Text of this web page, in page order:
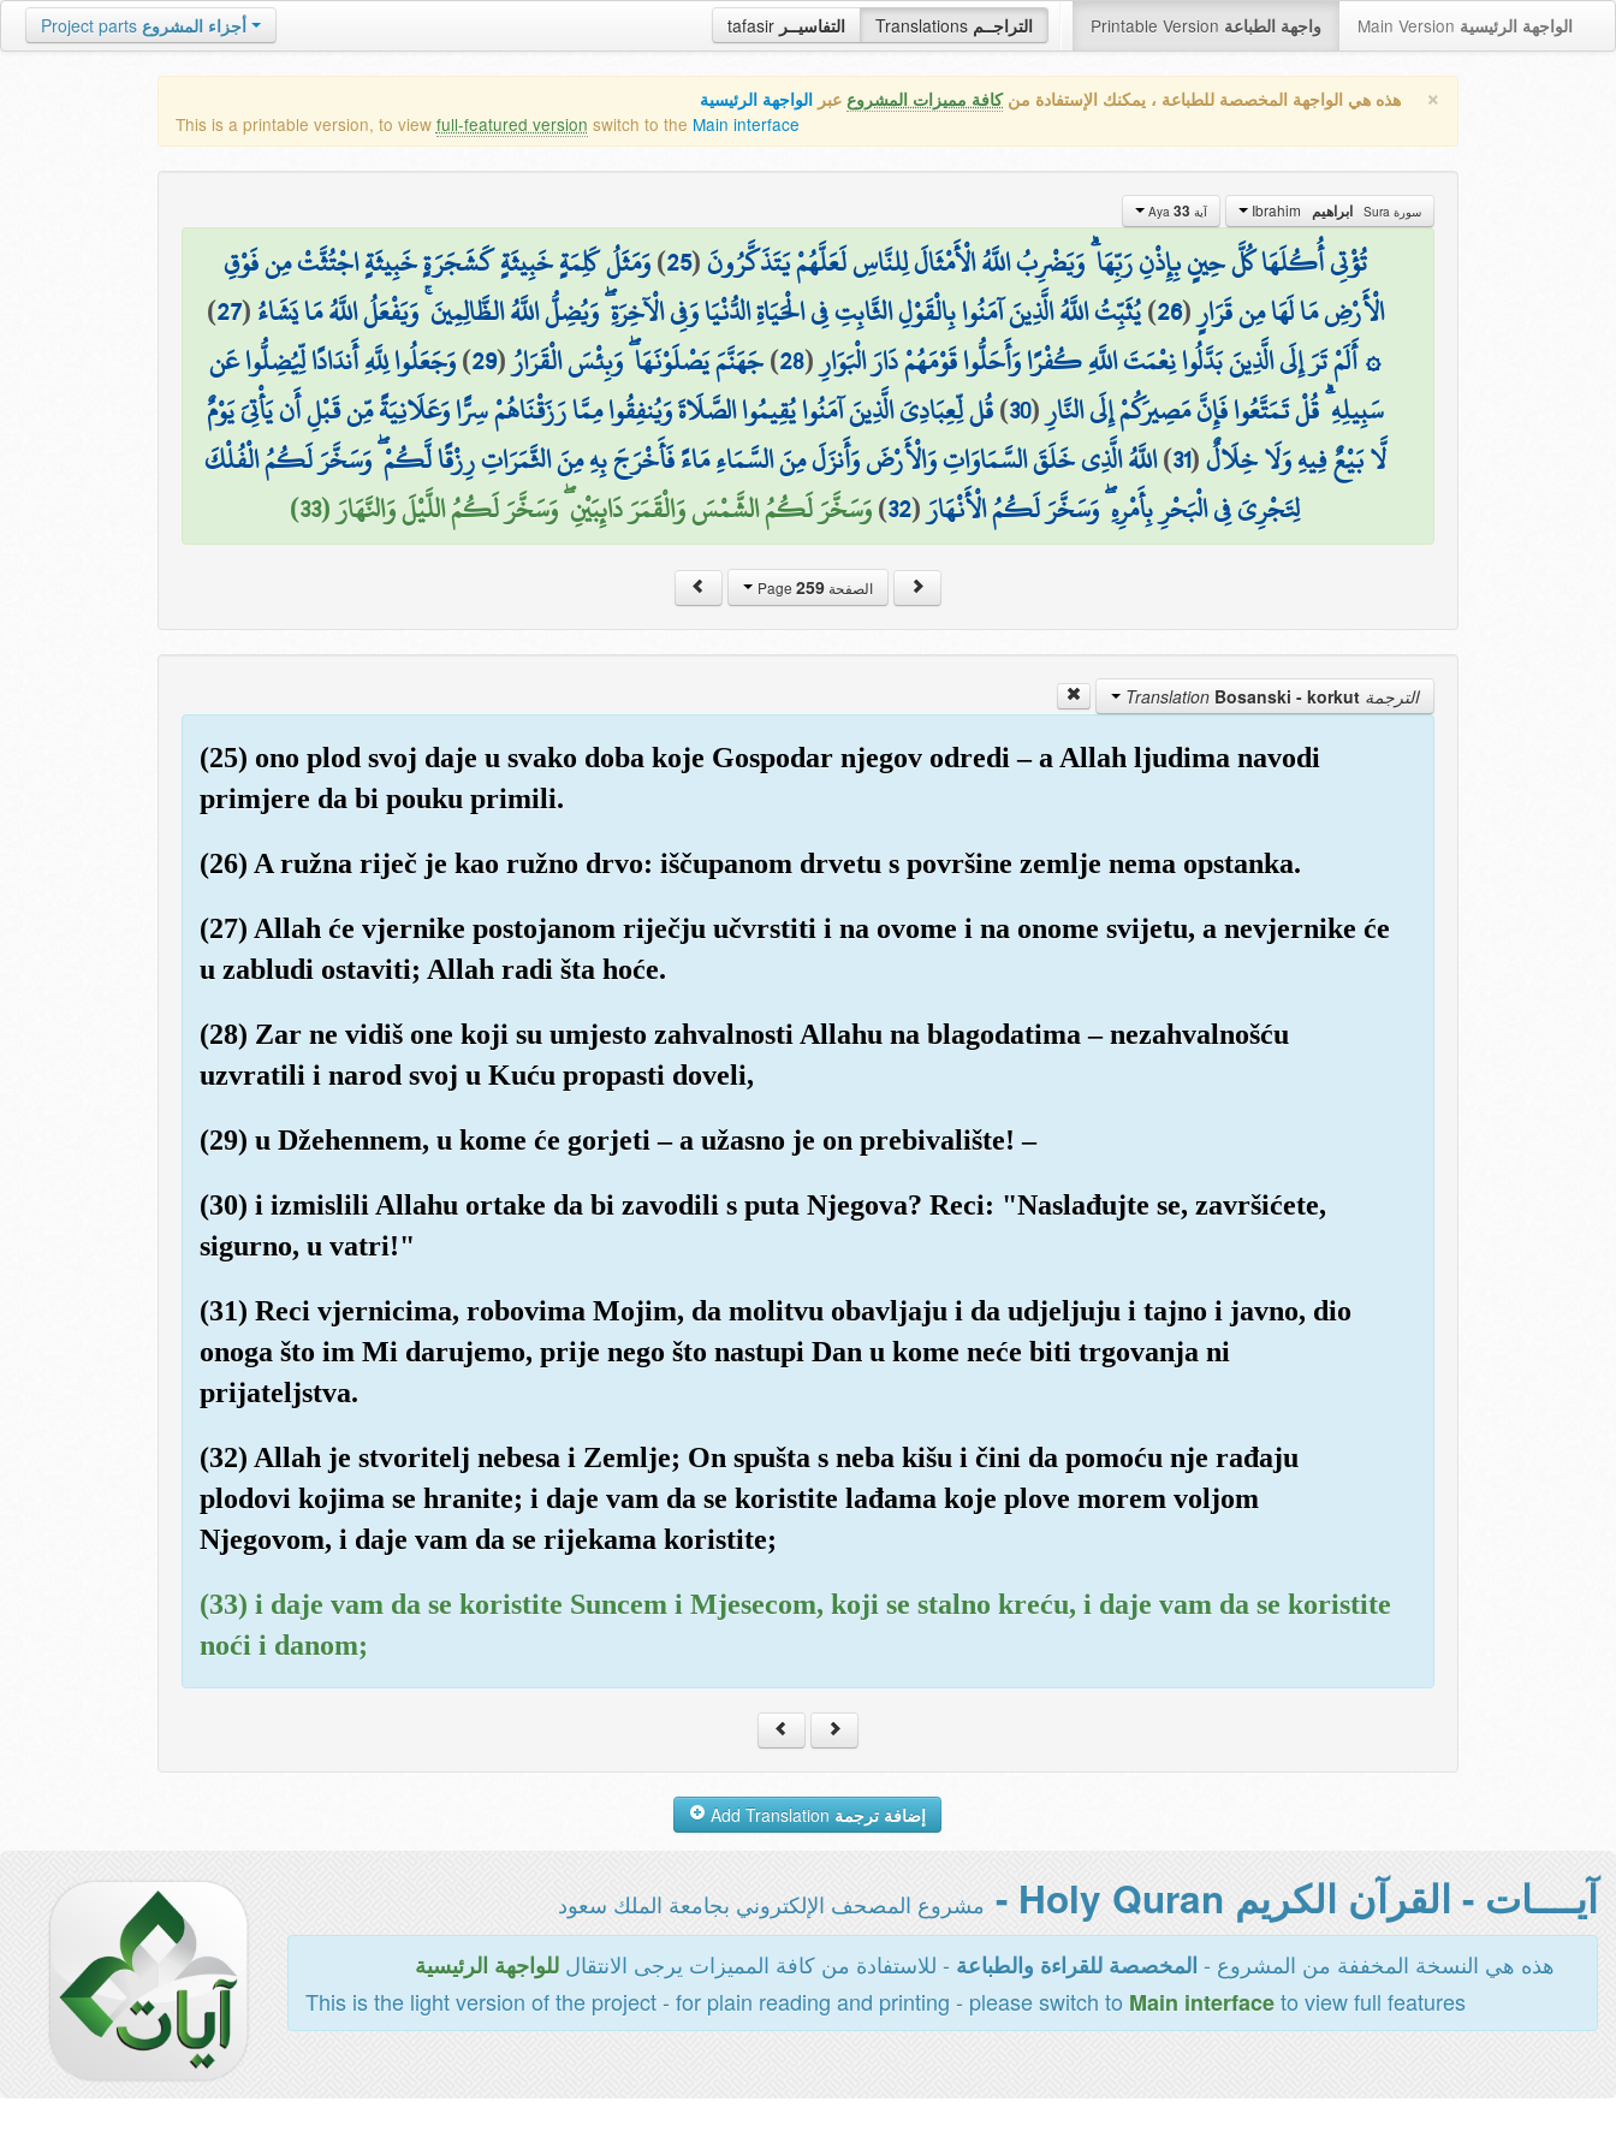
tafasir التفاسيــر Translations التراجــم Printable Version واجهة الطباعة Main Version الواجهة الرئيسية Project parts أجزاء المشروع
× هذه هي الواجهة المخصصة للطباعة ، يمكنك الإستفادة منكافة مميزات المشروع عبر الواجهة الرئيسية
This is a printable version, to view full-featured version switch to the Main interface
سورة Sura ابراهيم آية Aya 33
تُؤْتِي أُكُلَهَا كُلَّ حِينٍ بِإِذْنِ رَبِّهَا ۗ وَيَضْرِبُ اللَّهُ الْأَمْثَالَ لِلنَّاسِ لَعَلَّهُمْ يَتَذَكَّرُونَ(
25
)وَمَثَلُ كَلِمَةٍ خَبِيثَةٍ كَشَجَرَةٍ خَبِيثَةٍ اجْتُثَّتْ مِن فَوْقِ
الْأَرْضِ مَا لَهَا مِن قَرَارٍ(
26
)يُثَبِّتُ اللَّهُ الَّذِينَ آمَنُوا بِالْقَوْلِ الثَّابِتِ فِي الْحَيَاةِ الدُّنْيَا وَفِي الْآخِرَةِ ۖ وَيُضِلُّ اللَّهُ الظَّالِمِينَ ۚ وَيَفْعَلُ اللَّهُ مَا يَشَاءُ(
27
)
۞ أَلَمْ تَرَ إِلَى الَّذِينَ بَدَّلُوا نِعْمَتَ اللَّهِ كُفْرًا وَأَحَلُّوا قَوْمَهُمْ دَارَ الْبَوَارِ(
28
)جَهَنَّمَ يَصْلَوْنَهَا ۖ وَبِئْسَ الْقَرَارُ(
29
)وَجَعَلُوا لِلَّهِ أَندَادًا لِّيُضِلُّوا عَن
سَبِيلِهِ ۗ قُلْ تَمَتَّعُوا فَإِنَّ مَصِيرَكُمْ إِلَى النَّارِ(
30
)قُل لِّعِبَادِيَ الَّذِينَ آمَنُوا يُقِيمُوا الصَّلَاةَ وَيُنفِقُوا مِمَّا رَزَقْنَاهُمْ سِرًّا وَعَلَانِيَةً مِّن قَبْلِ أَن يَأْتِيَ يَوْمٌ
لَّا بَيْعٌ فِيهِ وَلَا خِلَالٌ(
31
)اللَّهُ الَّذِي خَلَقَ السَّمَاوَاتِ وَالْأَرْضَ وَأَنزَلَ مِنَ السَّمَاءِ مَاءً فَأَخْرَجَ بِهِ مِنَ الثَّمَرَاتِ رِزْقًا لَّكُمْ ۖ وَسَخَّرَ لَكُمُ الْفُلْكَ
لِتَجْرِيَ فِي الْبَحْرِ بِأَمْرِهِ ۖ وَسَخَّرَ لَكُمُ الْأَنْهَارَ(
32
)وَسَخَّرَ لَكُمُ الشَّمْسَ وَالْقَمَرَ دَائِبَيْنِ ۖ وَسَخَّرَ لَكُمُ اللَّيْلَ وَالنَّهَارَ (33)
الصفحة Page259
الترجمة Translation Bosanski - korkut
(25) ono plod svoj daje u svako doba koje Gospodar njegov odredi – a Allah ljudima navodi
primjere da bi pouku primili.
(26) A ružna riječ je kao ružno drvo: iščupanom drvetu s površine zemlje nema opstanka.
(27) Allah će vjernike postojanom riječju učvrstiti i na ovome i na onome svijetu, a nevjernike će
u zabludi ostaviti; Allah radi šta hoće.
(28) Zar ne vidiš one koji su umjesto zahvalnosti Allahu na blagodatima – nezahvalnošću
uzvratili i narod svoj u Kuću propasti doveli,
(29) u Džehennem, u kome će gorjeti – a užasno je on prebivalište! –
(30) i izmislili Allahu ortake da bi zavodili s puta Njegova? Reci: "Naslađujte se, završićete,
sigurno, u vatri!"
(31) Reci vjernicima, robovima Mojim, da molitvu obavljaju i da udjeljuju i tajno i javno, dio
onoga što im Mi darujemo, prije nego što nastupi Dan u kome neće biti trgovanja ni
prijateljstva.
(32) Allah je stvoritelj nebesa i Zemlje; On spušta s neba kišu i čini da pomoću nje rađaju
plodovi kojima se hranite; i daje vam da se koristite lađama koje plove morem voljom
Njegovom, i daje vam da se rijekama koristite;
(33) i daje vam da se koristite Suncem i Mjesecom, koji se stalno kreću, i daje vam da se koristite
noći i danom;
إضافة ترجمة
آيــــات - القرآن الكريم Holy Quran - مشروع المصحف الإلكتروني بجامعة الملك سعود
هذه هي النسخة المخففة من المشروع - المخصصة للقراءة والطباعة - للاستفادة من كافة المميزات يرجى الانتقالللواجهة الرئيسية
This is the light version of the project - for plain reading and printing - please switch to Main interfaceto view full features